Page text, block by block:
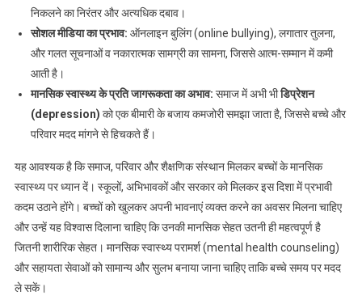
निकलने का निरंतर और अत्यधिक दबाव।
सोशल मीडिया का प्रभाव: ऑनलाइन बुलिंग (online bullying), लगातार तुलना,
और गलत सूचनाओं व नकारात्मक सामग्री का सामना, जिससे आत्म-सम्मान में कमी
आती है।
मानसिक स्वास्थ्य के प्रति जागरूकता का अभाव: समाज में अभी भीडिप्रेशन
(depression) को एक बीमारी के बजाय कमजोरी समझा जाता है, जिससे बच्चे और
परिवार मदद मांगने से हिचकते हैं।
यह आवश्यक है कि समाज, परिवार और शैक्षणिक संस्थान मिलकर बच्चों के मानसिक
स्वास्थ्य पर ध्यान दें। स्कूलों, अभिभावकों और सरकार को मिलकर इस दिशा में प्रभावी
कदम उठाने होंगे। बच्चों को खुलकर अपनी भावनाएं व्यक्त करने का अवसर मिलना चाहिए
और उन्हें यह विश्वास दिलाना चाहिए कि उनकी मानसिक सेहत उतनी ही महत्वपूर्ण है
जितनी शारीरिक सेहत। मानसिक स्वास्थ्य परामर्श (mental health counseling)
और सहायता सेवाओं को सामान्य और सुलभ बनाया जाना चाहिए ताकि बच्चे समय पर मदद
ले सकें।